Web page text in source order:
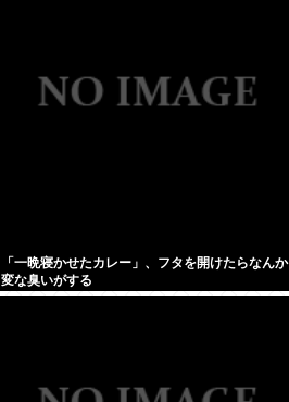
「一晩寝かせたカレー」、フタを開けたらなんか
変な臭いがする